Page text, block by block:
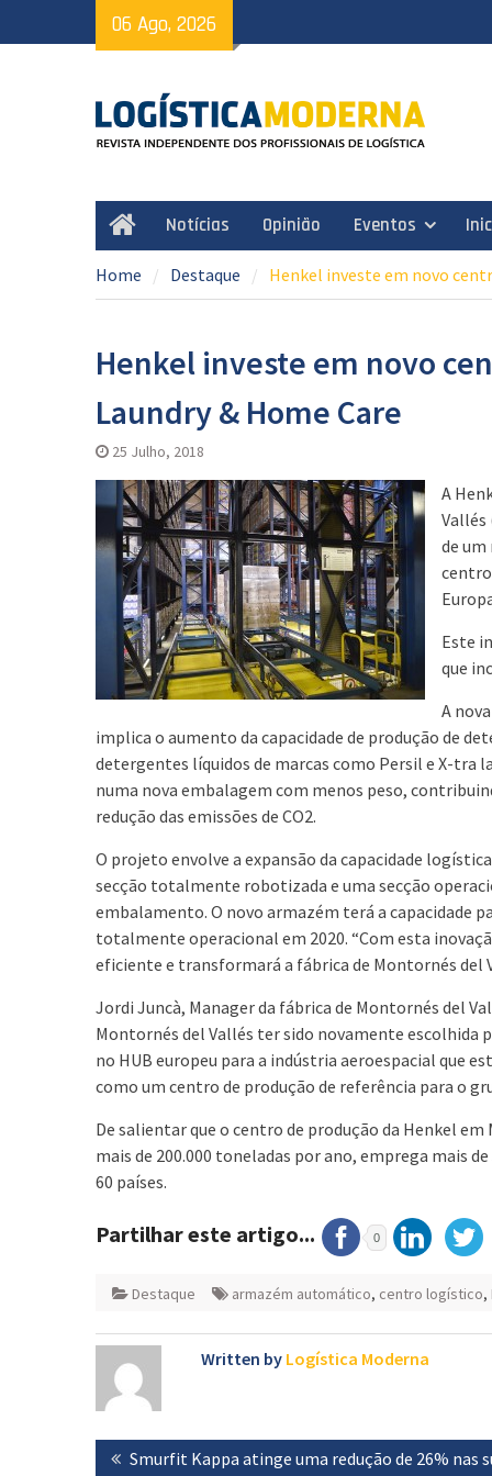
to
06 Ago, 2026
HomeNotícias Opinião Eventos
Home Destaque Henkel investe em novo
Henkel investe em novo
Laundry & Home Care
25 Julho, 2018
A
Vallés
de
centro
Este
que
A
implica o aumento da capacidade de produção de
detergentes líquidos de marcas como Persil e X-tra
numa nova embalagem com menos peso,
redução das emissões de CO2.
O projeto envolve a expansão da capacidade
secção totalmente robotizada e uma secção
embalamento. O novo armazém terá a capacidade
totalmente operacional em 2020. “Com esta
eficiente e transformará a fábrica de Montornés del
Jordi Juncà, Manager da fábrica de Montornés del
Montornés del Vallés ter sido novamente escolhida
no HUB europeu para a indústria aeroespacial que
como um centro de produção de referência para o
De salientar que o centro de produção da Henkel
mais de 200.000 toneladas por ano, emprega mais
60 países.
Partilhar este artigo... 0
Destaque armazém automático, centro logístico,
Written by Logística Moderna
Navegação
Previous
Smurfit Kappa atinge uma redução de 26% nas